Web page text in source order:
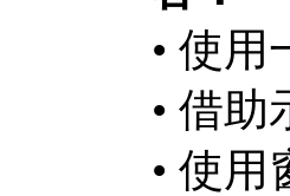
• 使
• 借
• 使